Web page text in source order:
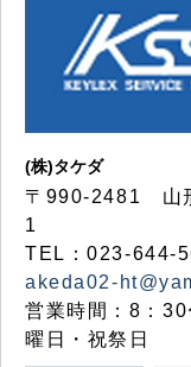
(株)タケダ
〒990-2481 山
1
TEL：023-644-
akeda02-
営業時間：8：
曜日・祝祭日